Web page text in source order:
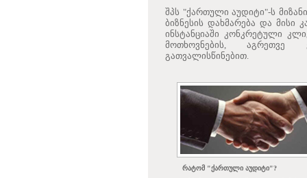
შპს "ქართული აუდიტი"-ს
ბიზნესის დახმარება და მისი
ინსტანციაში კონკრეტული
მოთხოვნების, აგრეთვე
გათვალისწინებით.
რატომ "ქართული აუდიტი"?